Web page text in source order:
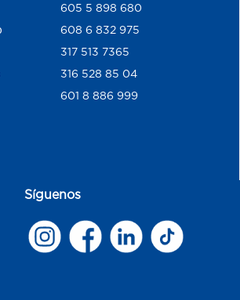
605 5 898 680
608 6 832 975
317 513 7365
316 528 85 04
601 8 886 999
Síguenos